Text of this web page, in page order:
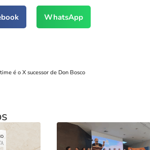
WhatsApp
é o X sucessor de Don Bosco